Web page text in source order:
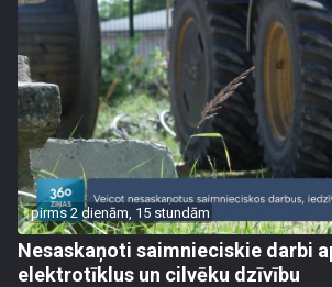
pirms 2 dienām, 15 stundām
Nesaskaņoti saimnieciskie darbi
elektrotīklus un cilvēku dzīvību